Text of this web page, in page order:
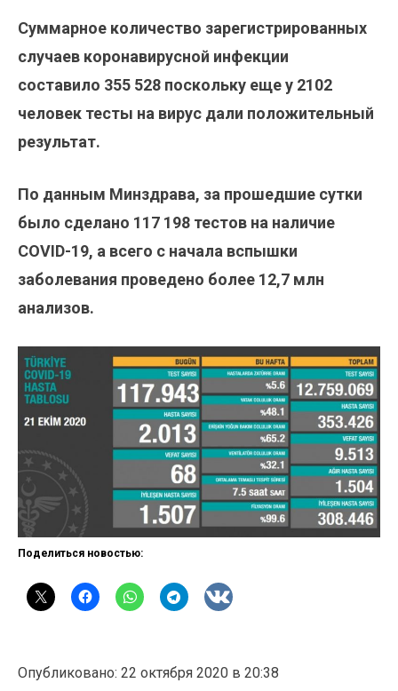
Суммарное количество зарегистрированных
случаев коронавирусной инфекции
составило 355 528 поскольку еще у 2102
человек тесты на вирус дали положительный
результат.
По данным Минздрава, за прошедшие сутки
было сделано 117 198 тестов на наличие
COVID-19, а всего с начала вспышки
заболевания проведено более 12,7 млн
анализов.
Поделиться новостью:
Опубликовано: 22 октября 2020 в 20:38